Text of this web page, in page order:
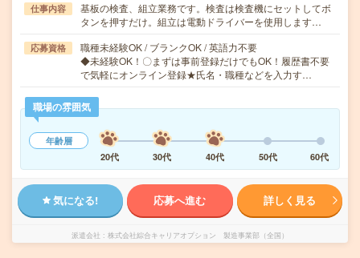
仕事内容
基板の検査、組立業務です。検査は検査機にセットしてボ
タンを押すだけ。組立は電動ドライバーを使用します…
応募資格
職種未経験OK / ブランクOK / 英語力不要
◆未経験OK！〇まずは事前登録だけでもOK！履歴書不要
で気軽にオンライン登録★氏名・職種などを入力す…
職場の雰囲気
年齢層
20代
30代 40代 50代 60代
気になる! 応募へ進む 詳しく見る
派遣会社 株式会社綜合キャリアオプション 製造事業部（全国）